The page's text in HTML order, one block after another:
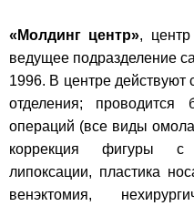
«Молдинг центр», центр
ведущее подразделение
1996. В центре действуют
отделения;
операций (все виды
коррекция фигуры с
липоксации, пластика
венэктомия,